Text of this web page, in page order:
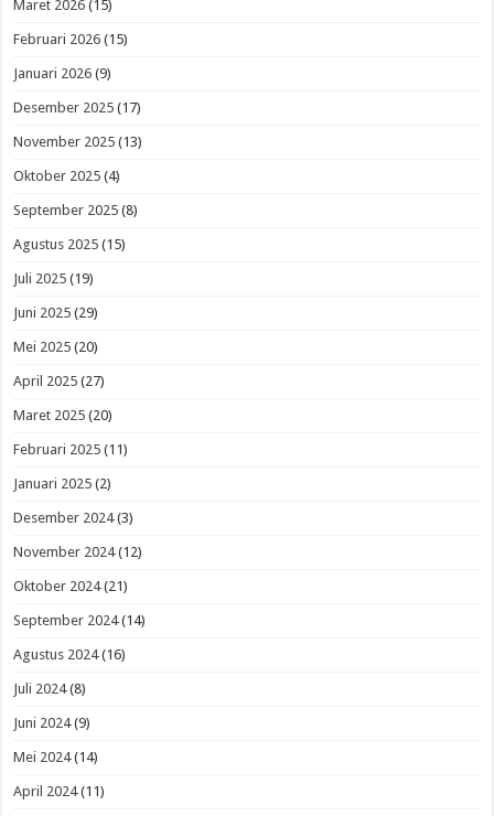
Maret 2026 (15)
Februari 2026 (15)
Januari 2026 (9)
Desember 2025 (17)
November 2025 (13)
Oktober 2025 (4)
September 2025 (8)
Agustus 2025 (15)
Juli 2025 (19)
Juni 2025 (29)
Mei 2025 (20)
April 2025 (27)
Maret 2025 (20)
Februari 2025 (11)
Januari 2025 (2)
Desember 2024(3)
November 2024(12)
Oktober 2024(21)
September 2024(14)
Agustus 2024(16)
Juli 2024(8)
Juni 2024(9)
Mei 2024(14)
April 2024(11)